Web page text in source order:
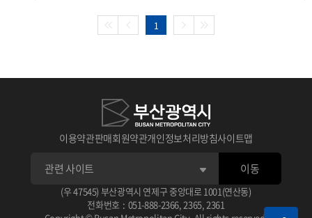
1
이용약관판매회원약관개인정보처리방침사이트맵
(우 47545) 부산광역시 연제구 중앙대로 1001(연산동)
전화번호 : 051-888-2366 2365, 2361
이동